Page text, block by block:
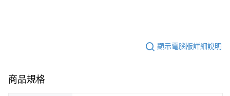
顯示電腦版詳細說明
商品規格